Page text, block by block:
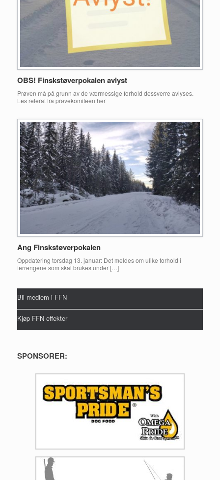
OBS! Finskstøverpokalen avlyst
Prøven må på grunn av de værmessige forhold dessverre avlyses.
Les referat fra prøvekomiteen her
Ang Finskstøverpokalen
Oppdatering torsdag 13. januar: Det meldes om ulike forhold i
terrengene som skal brukes under […]
Bli medlem i FFN
Kjøp FFN effekter
SPONSORER: